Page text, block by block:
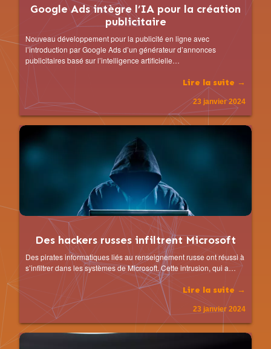
Google Ads intègre l’IA pour la création
publicitaire
Nouveau développement pour la publicité en ligne avec
l’introduction par Google Ads d’un générateur d’annonces
publicitaires basé sur l’intelligence artificielle…
Lire la suite →
23 janvier 2024
Des hackers russes infiltrent Microsoft
Des pirates informatiques liés au renseignement russe ont réussi à
s’infiltrer dans les systèmes de Microsoft. Cette intrusion, qui a…
Lire la suite →
23 janvier 2024